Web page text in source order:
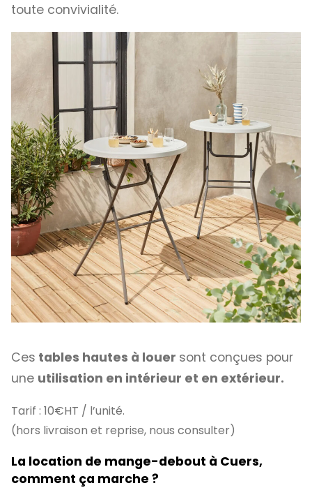
toute convivialité.
Ces tables hautes à louer sont conçues pour
une utilisation en intérieur et en extérieur.
Tarif : 10€HT / l’unité.
(hors livraison et reprise, nous consulter)
La location de mange-debout à Cuers,
comment ça marche ?